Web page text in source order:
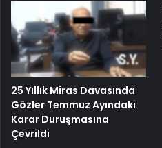
25 Yıllık Miras Davasında
Gözler Temmuz Ayındaki
Karar Duruşmasına
Çevrildi